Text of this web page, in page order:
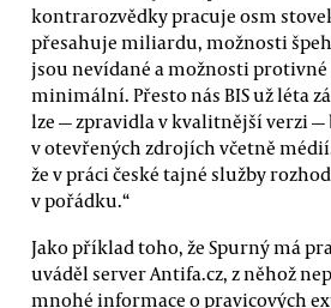
kontrarozvědky pracuje osm
přesahuje miliardu, možnosti
jsou nevídané a možnosti
minimální. Přesto nás BIS už léta
lze — zpravidla v kvalitnější verzi —
v otevřených zdrojích včetně
že v práci české tajné služby
v pořádku.“
Jako příklad toho, že Spurný má
uváděl server Antifa.cz, z něhož
mnohé informace o pravicových